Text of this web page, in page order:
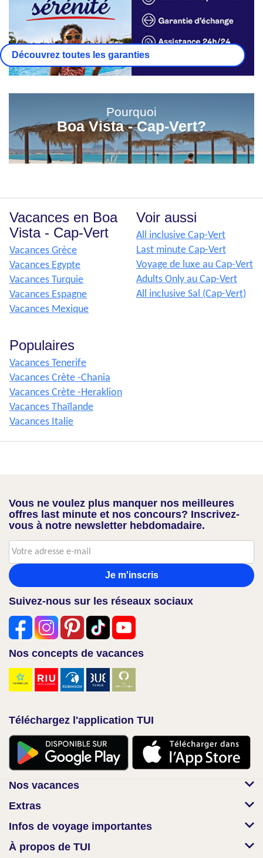
Découvrez toutes les garanties
Pourquoi
Boa Vista - Cap-Vert?
Vacances en Boa
Vista - Cap-Vert
Vacances Grèce
Vacances Egypte
Vacances Turquie
Vacances Espagne
Vacances Mexique
Voir aussi
All inclusive Cap-Vert
Last minute Cap-Vert
Voyage de luxe au Cap-Vert
Adults Only au Cap-Vert
All inclusive Sal (Cap-Vert)
Populaires
Vacances Tenerife
Vacances Crète -Chania
Vacances Crète -Heraklion
Vacances Thaïlande
Vacances Italie
Vous ne voulez plus manquer nos meilleures
offres last minute et nos concours? Inscrivez-
vous à notre newsletter hebdomadaire.
Je m'inscris
Suivez-nous sur les réseaux sociaux
Nos concepts de vacances
Téléchargez l'application TUI
Nos vacances
Extras
Infos de voyage importantes
À propos de TUI